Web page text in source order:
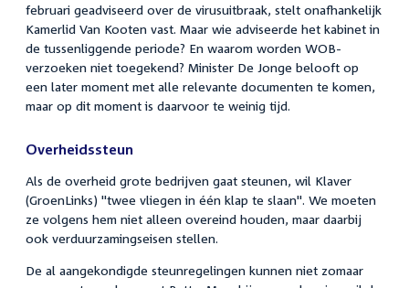
februari geadviseerd over de virusuitbraak, stelt onafhankelijk
Kamerlid Van Kooten vast. Maar wie adviseerde het kabinet in
de tussenliggende periode? En waarom worden WOB-
verzoeken niet toegekend? Minister De Jonge belooft op
een later moment met alle relevante documenten te komen,
maar op dit moment is daarvoor te weinig tijd.
Overheidssteun
Als de overheid grote bedrijven gaat steunen, wil Klaver
(GroenLinks) "twee vliegen in één klap te slaan". We moeten
ze volgens hem niet alleen overeind houden, maar daarbij
ook verduurzamingseisen stellen.
De al aangekondigde steunregelingen kunnen niet zomaar